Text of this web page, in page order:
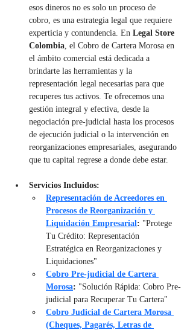
esos dineros no es solo un proceso de
cobro, es una estrategia legal que requiere
experticia y contundencia. En Legal Store
Colombia, el Cobro de Cartera Morosa en
el ámbito comercial está dedicada a
brindarte las herramientas y la
representación legal necesarias para que
recuperes tus activos. Te ofrecemos una
gestión integral y efectiva, desde la
negociación pre-judicial hasta los procesos
de ejecución judicial o la intervención en
reorganizaciones empresariales, asegurando
que tu capital regrese a donde debe estar.
Servicios Incluidos:
Representación de Acreedores en
Procesos de Reorganización y
Liquidación Empresarial: "Protege
Tu Crédito: Representación
Estratégica en Reorganizaciones y
Liquidaciones"
Cobro Pre-judicial de Cartera
Morosa: "Solución Rápida: Cobro Pre-
judicial para Recuperar Tu Cartera"
Cobro Judicial de Cartera Morosa
(Cheques, Pagarés, Letras de